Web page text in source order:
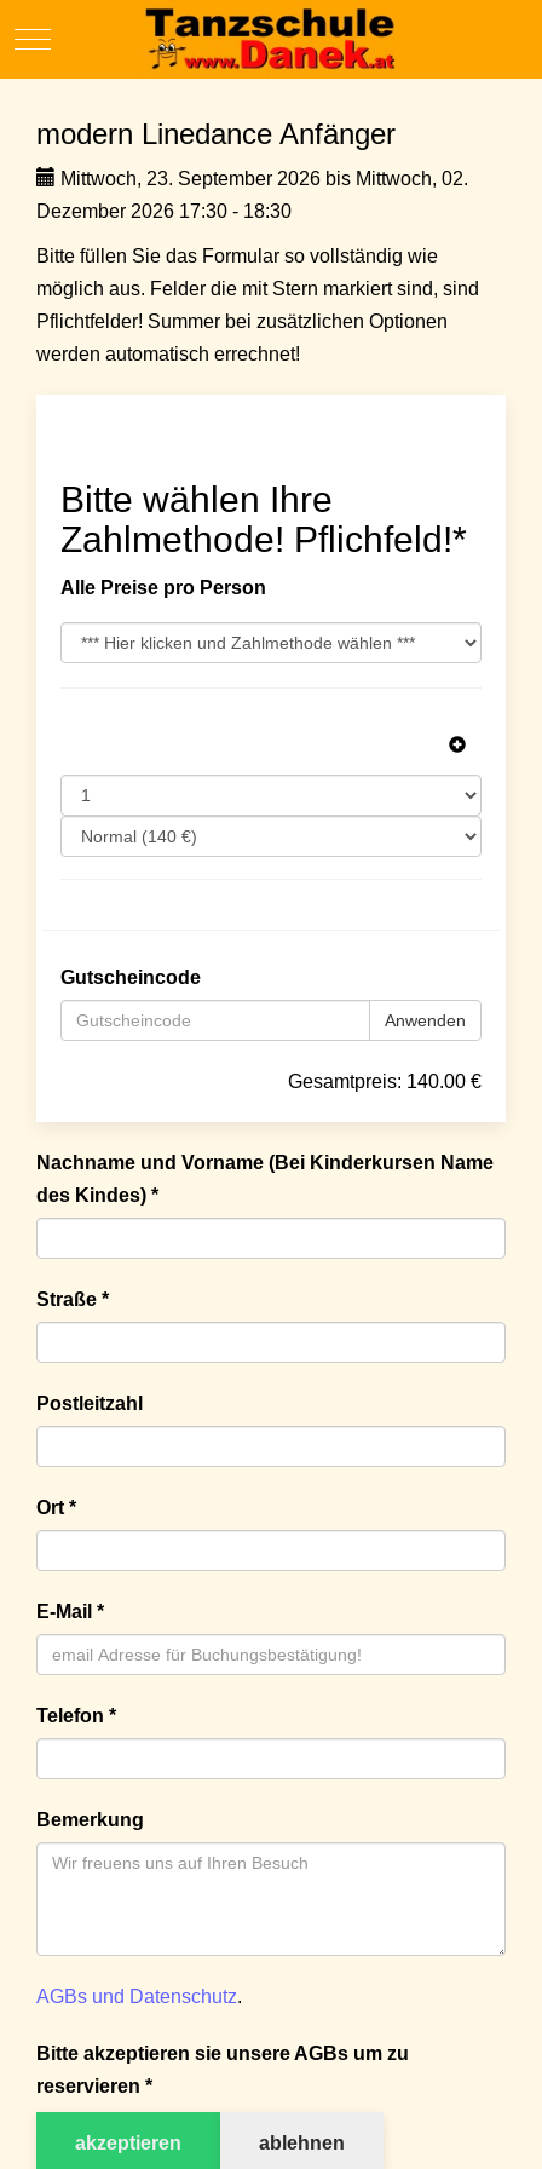
Mobile Menu Toggle
modern Linedance Anfänger
Mittwoch, 23. September 2026 bis Mittwoch, 02.
Dezember 2026 17:30 - 18:30
Bitte füllen Sie das Formular so vollständig wie
möglich aus. Felder die mit Stern markiert sind, sind
Pflichtfelder! Summer bei zusätzlichen Optionen
werden automatisch errechnet!
Bitte wählen Ihre
Zahlmethode! Pflichfeld!*
Alle Preise pro Person
Gutscheincode
Anwenden
Gesamtpreis: 140.00 €
Nachname und Vorname (Bei Kinderkursen Name
des Kindes) *
Straße *
Postleitzahl
Ort *
E-Mail *
Telefon *
Bemerkung
AGBs und Datenschutz.
Bitte akzeptieren sie unsere AGBs um zu
reservieren *
akzeptieren ablehnen